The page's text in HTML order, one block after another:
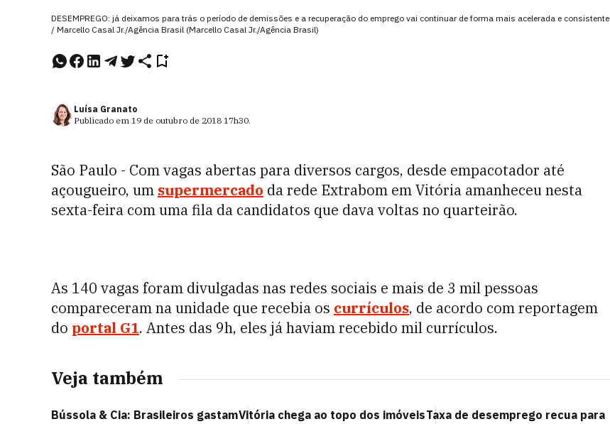
DESEMPREGO: já deixamos para trás o período de demissões e a recuperação do emprego vai continuar de forma mais acelerada e consistente
/ Marcello Casal Jr./Agência Brasil (Marcello Casal Jr./Agência Brasil)
Luísa Granato
Publicado em 19 de outubro de 2018 17h30.
São Paulo - Com vagas abertas para diversos cargos, desde empacotador até
açougueiro, um supermercado da rede Extrabom em Vitória amanheceu nesta
sexta-feira com uma fila da candidatos que dava voltas no quarteirão.
As 140 vagas foram divulgadas nas redes sociais e mais de 3 mil pessoas
compareceram na unidade que recebia os currículos, de acordo com reportagem
do portal G1. Antes das 9h, eles já haviam recebido mil currículos.
Veja também
Bússola & Cia: Brasileiros gastamVitória chega ao topo dos imóveisTaxa de desemprego recua para